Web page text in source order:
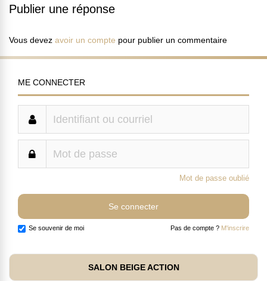
Publier une réponse
Vous devez avoir un compte pour publier un commentaire
ME CONNECTER
Mot de passe oublié
Se souvenir de moi Pas de compte ? M'inscrire
SALON BEIGE ACTION